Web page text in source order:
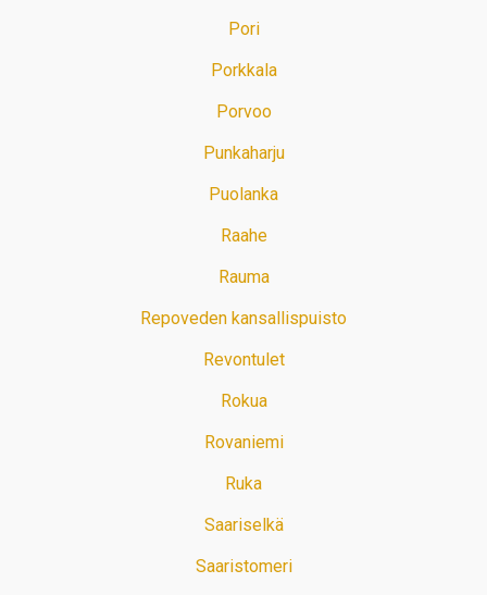
Pori
Porkkala
Porvoo
Punkaharju
Puolanka
Raahe
Rauma
Repoveden kansallispuisto
Revontulet
Rokua
Rovaniemi
Ruka
Saariselkä
Saaristomeri